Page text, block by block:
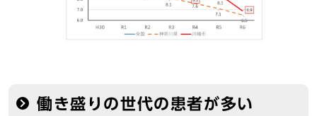
働き盛りの世代の患者が多い